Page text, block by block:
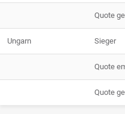
Quote
Ungarn Sieger
Quote
Quote